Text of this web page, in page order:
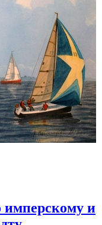
имперскому и